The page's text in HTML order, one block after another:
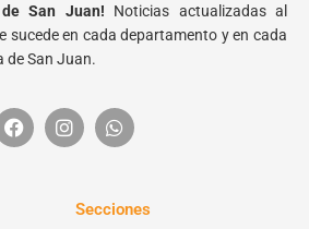
San Juan! Noticias actualizadas al
sucede en cada departamento y en cada
de San Juan.
Secciones